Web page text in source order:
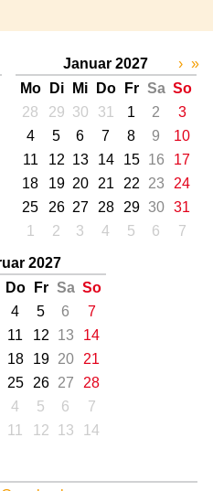
Januar 2027
Mo
Di Mi Do Fr Sa So
28
29 30 31 1 2
3
4
5 6 7 8 9
10
11
12 13 14 15 16
17
18
19 20 21 22 23
24
25
26 27 28 29 30
31
1
2 3 4 5 6 7
2027
Do Fr Sa So
4 5 6
7
11 12 13
14
18 19 20
21
25 26 27
28
4 5 6
7
11 12 13 14
› »